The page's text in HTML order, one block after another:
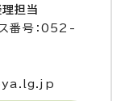
担当
番号：052-